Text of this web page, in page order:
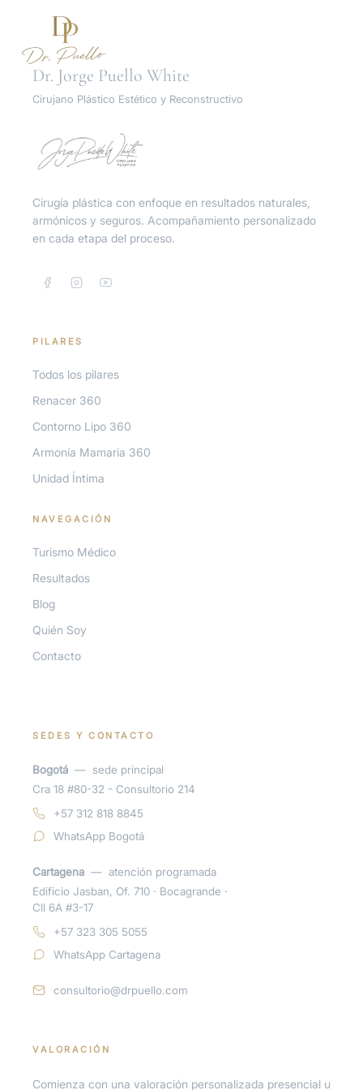
Inicio
Procedimientos
Unidad Íntima
Quién Soy
Contacto
Dr. Jorge Puello White
Cirujano Plástico Estético y Reconstructivo
Cirugía plástica con enfoque en resultados naturales,
armónicos y seguros. Acompañamiento personalizado
en cada etapa del proceso.
PILARES
Todos los pilares
Renacer 360
Contorno Lipo 360
Armonía Mamaria 360
Unidad Íntima
NAVEGACIÓN
Turismo Médico
Resultados
Blog
Quién Soy
Contacto
SEDES Y CONTACTO
Bogotá — sede principal
Cra 18 #80-32 - Consultorio 214
+57 312 818 8845
WhatsApp Bogotá
Cartagena — atención programada
Edificio Jasban, Of. 710 · Bocagrande ·
Cll 6A #3-17
+57 323 305 5055
WhatsApp Cartagena
consultorio@drpuello.com
VALORACIÓN
Comienza con una valoración personalizada presencial u